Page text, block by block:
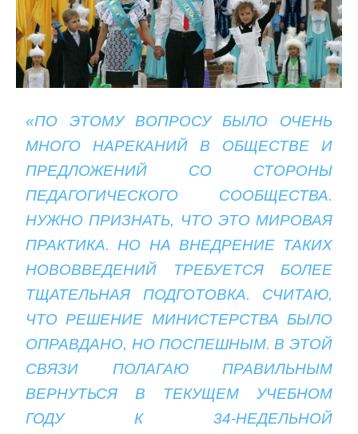
«ПО ЭТОМУ ВОПРОСУ БЫЛО ОЧЕНЬ
МНОГО НАРЕКАНИЙ В ОБЩЕСТВЕ И
ПРЕДЛОЖЕНИЙ СО СТОРОНЫ
ПЕДАГОГИЧЕСКОГО СООБЩЕСТВА.
НУЖНО ПРИЗНАТЬ, ЧТО ЭТО МИРОВАЯ
ПРАКТИКА. НО НА ВНЕДРЕНИЕ ТАКИХ
НОВОВВЕДЕНИЙ ТРЕБУЕТСЯ БОЛЕЕ
ТЩАТЕЛЬНАЯ ПОДГОТОВКА. СЧИТАЮ,
ЧТО РЕШЕНИЕ МИНИСТЕРСТВА БЫЛО
ОПРАВДАНО, НО ПОСПЕШНЫМ. В ЭТОЙ
СВЯЗИ ПОЛАГАЮ ПРАВИЛЬНЫМ
ВЕРНУТЬСЯ В ТЕКУЩЕМ УЧЕБНОМ
ГОДУ К 34-НЕДЕЛЬНОЙ